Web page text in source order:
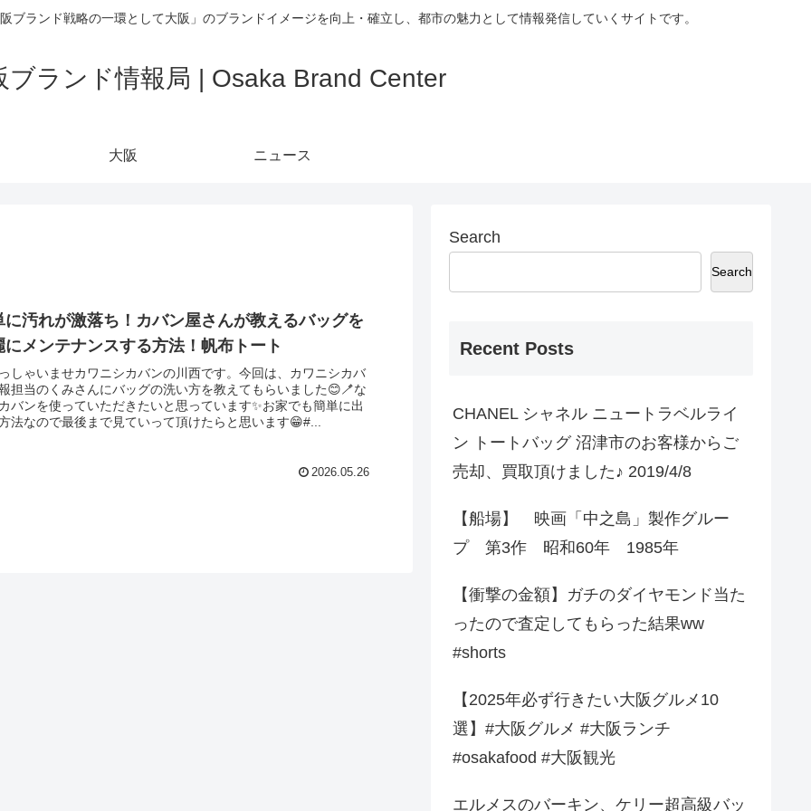
ブランド戦略の一環として大阪」のブランドイメージを向上・確立し、都市の魅力として情報発信していくサイトです。
ブランド情報局 | Osaka Brand Center
大阪 ニュース
に汚れが激落ち！カバン屋さんが教えるバッグを
にメンテナンスする方法！帆布トート
しゃいませカワニシカバンの川西です。今回は、カワニシカバ
担当のくみさんにバッグの洗い方を教えてもらいました😊🪥な
バンを使っていただきたいと思っています✨お家でも簡単に出
法なので最後まで見ていって頂けたらと思います😁#...
2026.05.26
Search
Search
Recent Posts
CHANEL シャネル ニュートラベルライ
ン トートバッグ 沼津市のお客様からご
売却、買取頂けました♪ 2019/4/8
【船場】 映画「中之島」製作グルー
プ 第3作 昭和60年 1985年
【衝撃の金額】ガチのダイヤモンド当た
ったので査定してもらった結果ww
#shorts
【2025年必ず行きたい大阪グルメ10
選】#大阪グルメ #大阪ランチ
#osakafood #大阪観光
エルメスのバーキン、ケリー超高級バッ